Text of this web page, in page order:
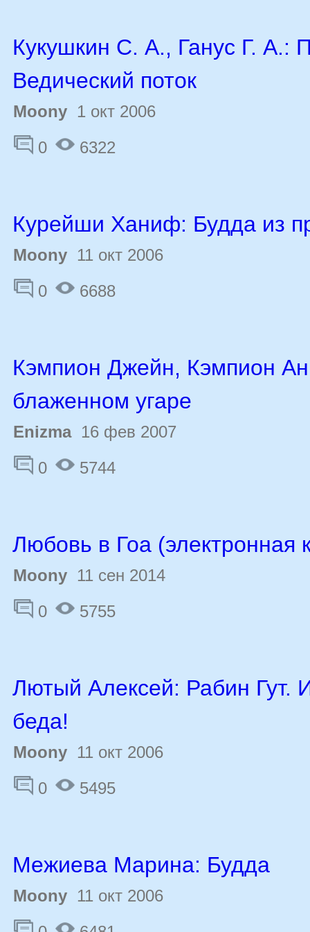
Кукушкин С. А., Ганус Г. А.:
Ведический поток
Moony 1 окт 2006
0
6322
Курейши Ханиф: Будда из
Moony 11 окт 2006
0
6688
Кэмпион Джейн, Кэмпион
блаженном угаре
Enizma16 фев 2007
0
5744
Любовь в Гоа (электронная
Moony 11 сен 2014
0
5755
Лютый Алексей: Рабин Гут.
беда!
Moony 11 окт 2006
0
5495
Межиева Марина: Будда
Moony 11 окт 2006